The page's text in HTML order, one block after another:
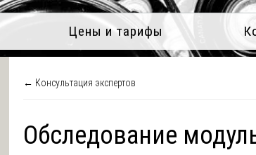
Цены и тарифы
← Консультация экспертов
Обследование